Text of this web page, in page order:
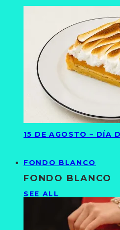
15 DE AGOSTO – DÍA
FONDO BLANCO
FONDO BLANCO
SEE ALL